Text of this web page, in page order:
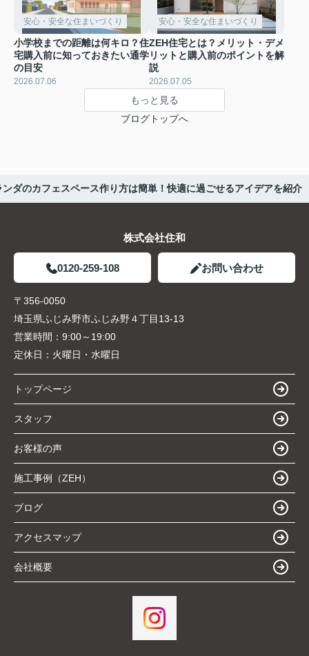
安心・安全な住まいづくり
小学校までの距離は何キロ？住
宅購入前に知っておきたい通学
の目安
2026.07.06
安心・安全な住まいづくり
ZEH住宅とは？メリット・デメ
リットと購入前のポイントを解
説
2026.07.05
もっと見る
ブログトップへ
ンダのカフェスペース作り方は簡単！快適に過ごせるアイデアを紹介
株式会社住和
0120-259-108 お問い合わせ
〒356-0050
埼玉県ふじみ野市ふじみ野４丁目13-13
営業時間： 9:00～19:00
定休日： 火曜日・水曜日
トップページ
スタッフ
お客様の声
施工事例（ZEH）
ブログ
アクセスマップ
会社概要